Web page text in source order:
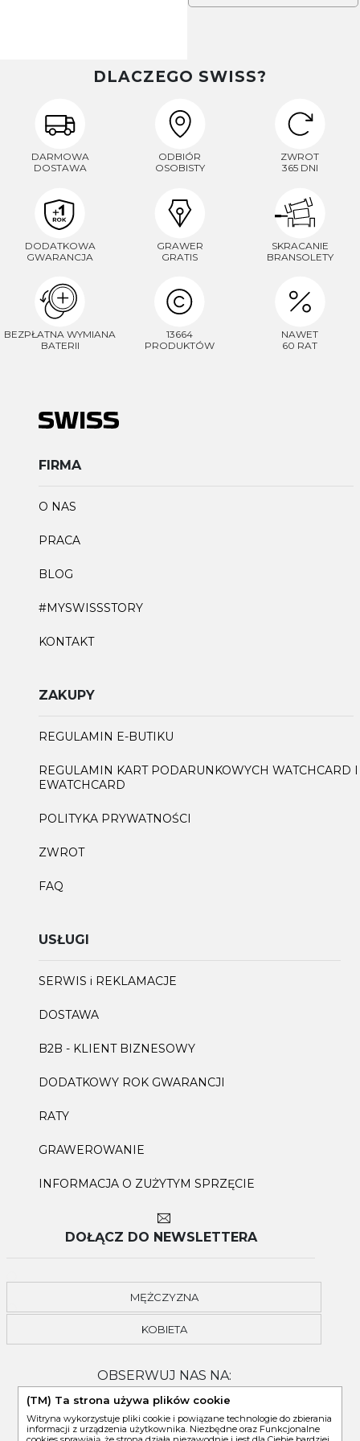
DLACZEGO SWISS?
DARMOWA
DOSTAWA
ODBIÓR
OSOBISTY
ZWROT
365 DNI
DODATKOWA
GWARANCJA
GRAWER
GRATIS
SKRACANIE
BRANSOLETY
BEZPŁATNA WYMIANA
BATERII
13664
PRODUKTÓW
NAWET
60 RAT
FIRMA
O NAS
PRACA
BLOG
#MYSWISSSTORY
KONTAKT
ZAKUPY
REGULAMIN E-BUTIKU
REGULAMIN KART PODARUNKOWYCH WATCHCARD I
EWATCHCARD
POLITYKA PRYWATNOŚCI
ZWROT
FAQ
USŁUGI
SERWIS i REKLAMACJE
DOSTAWA
B2B - KLIENT BIZNESOWY
DODATKOWY ROK GWARANCJI
RATY
GRAWEROWANIE
INFORMACJA O ZUŻYTYM SPRZĘCIE
DOŁĄCZ DO NEWSLETTERA
MĘŻCZYZNA
KOBIETA
OBSERWUJ NAS NA:
(TM) Ta strona używa plików cookie
Witryna wykorzystuje pliki cookie i powiązane technologie do zbierania
informacji z urządzenia użytkownika. Niezbędne oraz Funkcjonalne